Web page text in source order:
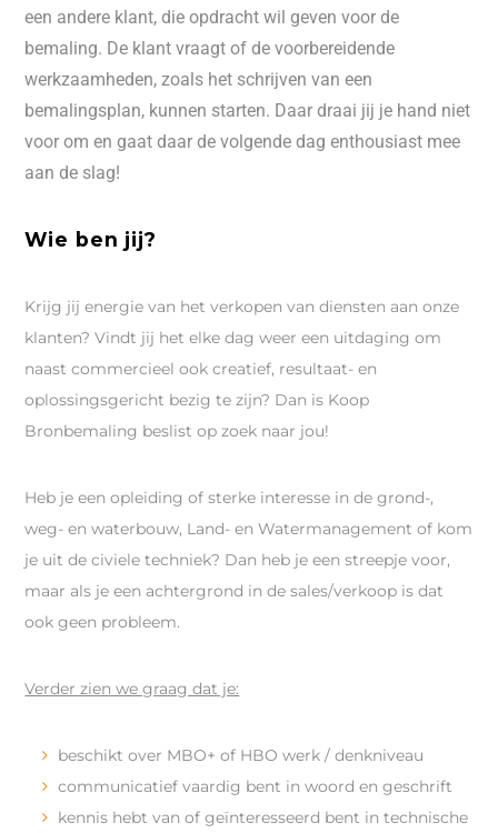
een andere klant, die opdracht wil geven voor de
bemaling. De klant vraagt of de voorbereidende
werkzaamheden, zoals het schrijven van een
bemalingsplan, kunnen starten. Daar draai jij je hand niet
voor om en gaat daar de volgende dag enthousiast mee
aan de slag!
Wie ben jij?
Krijg jij energie van het verkopen van diensten aan onze
klanten? Vindt jij het elke dag weer een uitdaging om
naast commercieel ook creatief, resultaat- en
oplossingsgericht bezig te zijn? Dan is Koop
Bronbemaling beslist op zoek naar jou!
Heb je een opleiding of sterke interesse in de grond-,
weg- en waterbouw, Land- en Watermanagement of kom
je uit de civiele techniek? Dan heb je een streepje voor,
maar als je een achtergrond in de sales/verkoop is dat
ook geen probleem.
Verder zien we graag dat je:
beschikt over MBO+ of HBO werk / denkniveau
communicatief vaardig bent in woord en geschrift
kennis hebt van of geïnteresseerd bent in technische